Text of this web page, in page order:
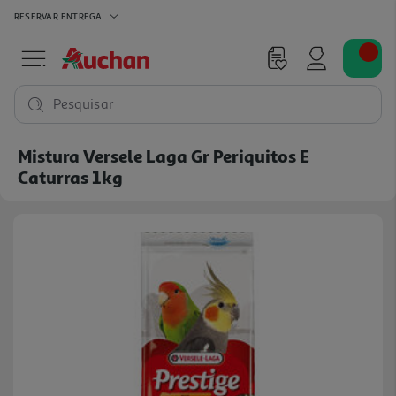
RESERVAR ENTREGA
Pesquisar
Mistura Versele Laga Gr Periquitos E
Caturras 1kg